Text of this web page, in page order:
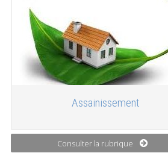
Assainissement
Consulter la rubrique